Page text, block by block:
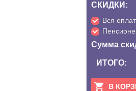
СКИДКИ:
Вся
Сумма
ИТОГО:
В